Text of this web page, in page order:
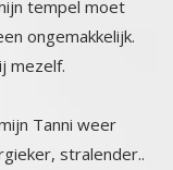
ongemakkelijk.
mezelf.
Tanni weer
stralender..